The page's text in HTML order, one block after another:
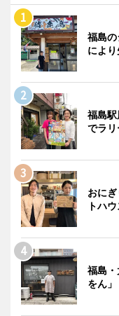
福島
によ
福島
でラ
おに
トハ
福島・
をん